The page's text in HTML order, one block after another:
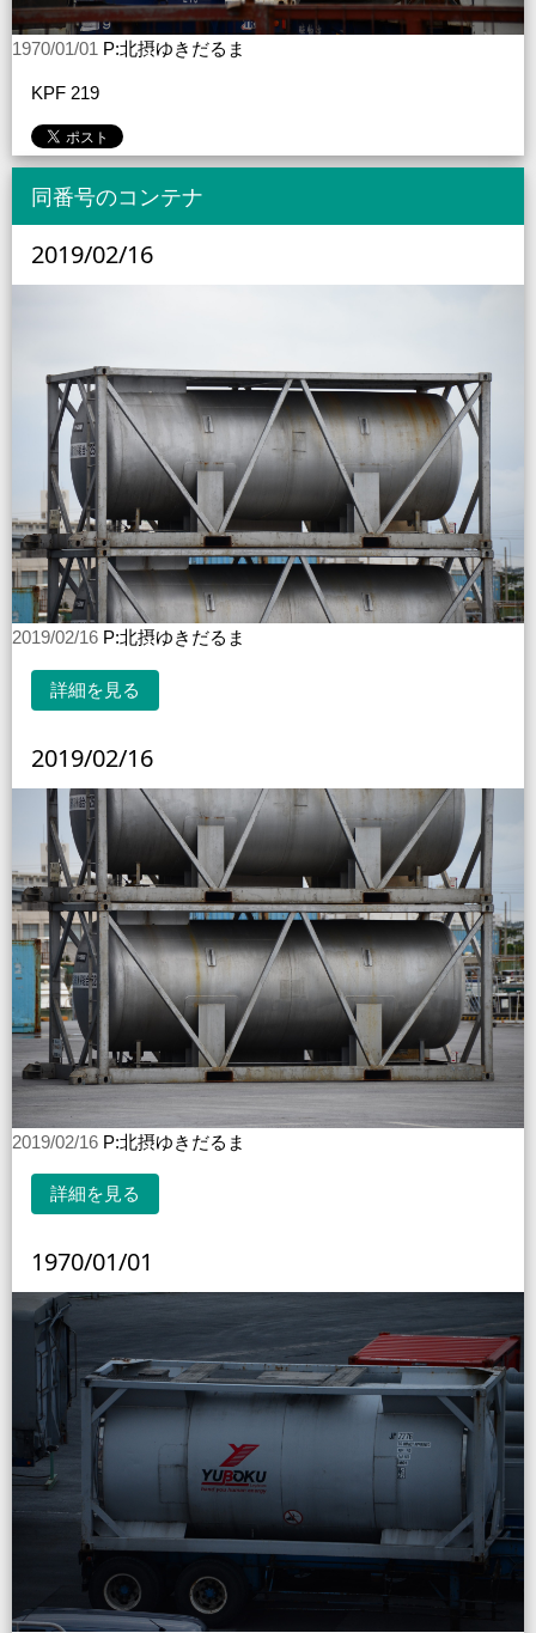
1970/01/01 P:北摂ゆきだるま
KPF 219
同番号のコンテナ
2019/02/16
2019/02/16 P:北摂ゆきだるま
詳細を見る
2019/02/16
2019/02/16 P:北摂ゆきだるま
詳細を見る
1970/01/01